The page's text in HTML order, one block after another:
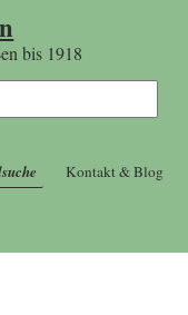
bis 1918
Kontakt & Blog